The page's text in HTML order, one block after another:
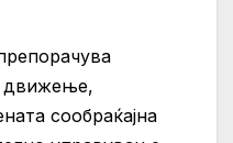
движење,
сообраќајна